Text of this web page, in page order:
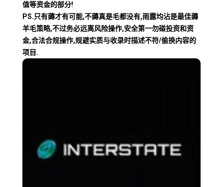
值等资金的部分!
PS.只有薅才有可能,不薅真是毛都没有,雨露均沾是最佳薅
羊毛策略,不过务必远离风险操作,安全第一勿碰投资和资
金,合法合规操作,规避实质与收录时描述不符/偷换内容的
项目.